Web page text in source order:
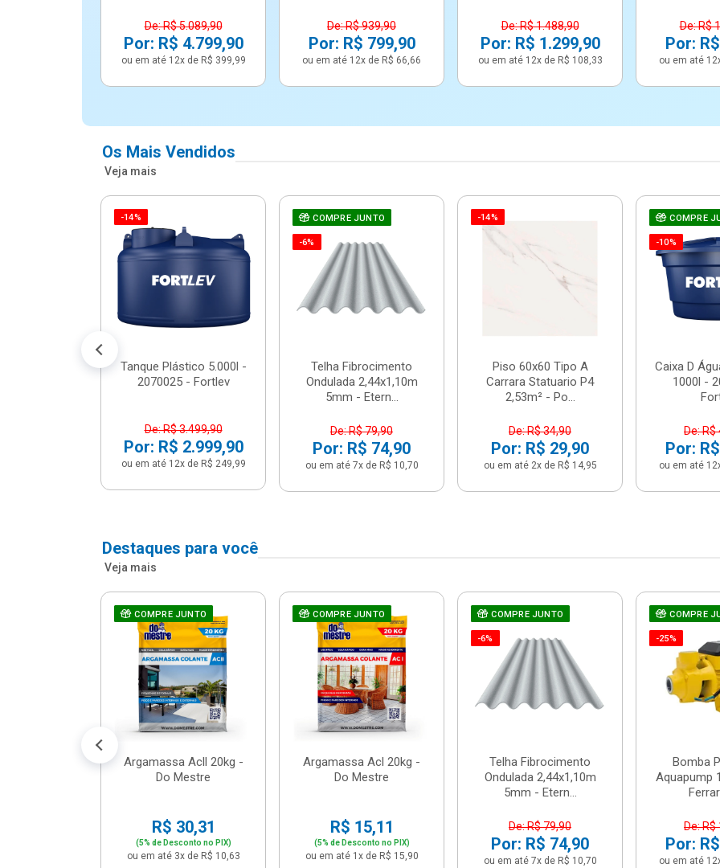
De: R$ 5.089,90
Por: R$ 4.799,90
ou em até 12x de R$ 399,99
De: R$ 939,90
Por: R$ 799,90
ou em até 12x de R$ 66,66
De: R$ 1.488,90
Por: R$ 1.299,90
ou em até 12x de R$ 108,33
De: R$
Por:
ou em até
Os Mais Vendidos
Veja mais
-14%
Tanque Plástico 5.000l -
2070025 - Fortlev
De: R$ 3.499,90
Por: R$ 2.999,90
ou em até 12x de R$ 249,99
COMPRE JUNTO
-6%
Telha Fibrocimento
Ondulada 2,44x1,10m
5mm - Etern...
De: R$ 79,90
Por: R$ 74,90
ou em até 7x de R$ 10,70
-14%
Piso 60x60 Tipo A
Carrara Statuario P4
2,53m² - Po...
De: R$ 34,90
Por: R$ 29,90
ou em até 2x de R$ 14,95
COMPRE
-10%
Caixa D
1000l -
De: R$
Por:
ou em até
Destaques para você
Veja mais
COMPRE JUNTO
Argamassa Acll 20kg -
Do Mestre
R$ 30,31
(5% de Desconto no PIX)
ou em até 3x de R$ 10,63
COMPRE JUNTO
Argamassa Acl 20kg -
Do Mestre
R$ 15,11
(5% de Desconto no PIX)
ou em até 1x de R$ 15,90
COMPRE JUNTO
-6%
Telha Fibrocimento
Ondulada 2,44x1,10m
5mm - Etern...
De: R$ 79,90
Por: R$ 74,90
ou em até 7x de R$ 10,70
COMPRE
-25%
Bomba
Aquapump
De: R$
Por:
ou em até